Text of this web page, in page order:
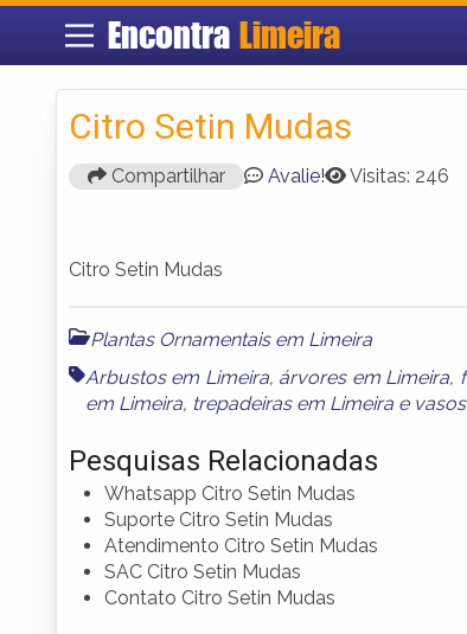
Encontra Limeira
Citro Setin Mudas
Compartilhar Avalie! Visitas: 246
Citro Setin Mudas
Plantas Ornamentais em Limeira
Arbustos em Limeira, árvores em Limeira,
em Limeira, trepadeiras em Limeira e
Pesquisas Relacionadas
Whatsapp Citro Setin Mudas
Suporte Citro Setin Mudas
Atendimento Citro Setin Mudas
SAC Citro Setin Mudas
Contato Citro Setin Mudas